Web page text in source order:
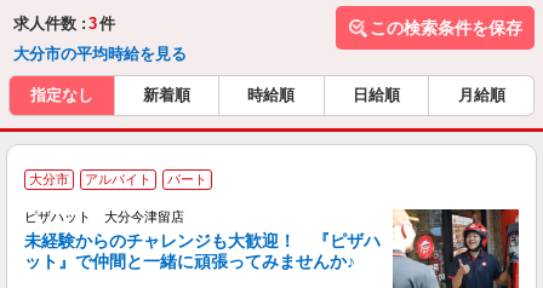
求人件数 : 3件
大分市の平均時給を見る
この検索条件を保存
指定なし 新着順 時給順 日給順 月給順
大分市 アルバイト パート
ピザハット 大分今津留店
未経験からのチャレンジも大歓迎！ 『ピザハ
ット』で仲間と一緒に頑張ってみませんか♪